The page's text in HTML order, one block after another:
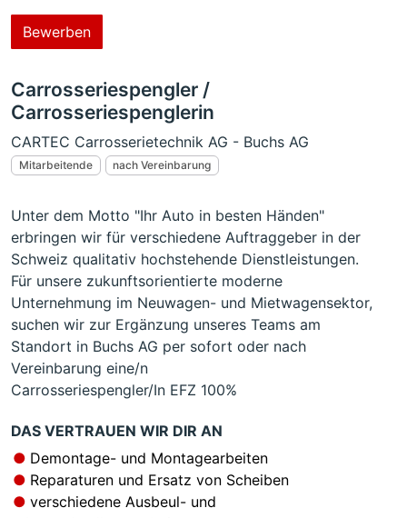
Bewerben
Carrosseriespengler /
Carrosseriespenglerin
CARTEC Carrosserietechnik AG - Buchs AG
Mitarbeitende nach Vereinbarung
Unter dem Motto "Ihr Auto in besten Händen"
erbringen wir für verschiedene Auftraggeber in der
Schweiz qualitativ hochstehende Dienstleistungen.
Für unsere zukunftsorientierte moderne
Unternehmung im Neuwagen- und Mietwagensektor,
suchen wir zur Ergänzung unseres Teams am
Standort in Buchs AG per sofort oder nach
Vereinbarung eine/n
Carrosseriespengler/In EFZ 100%
DAS VERTRAUEN WIR DIR AN
Demontage- und Montagearbeiten
Reparaturen und Ersatz von Scheiben
verschiedene Ausbeul- und